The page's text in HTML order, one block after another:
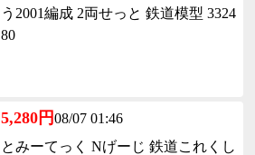
う2001編成 2両せっと 鉄道模型 3324
80
5,280円08/07 01:46
とみーてっく Nげーじ 鉄道これくし